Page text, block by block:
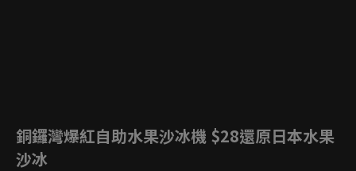
銅鑼灣爆紅自助水果沙冰機 $28還原日本水果
沙冰